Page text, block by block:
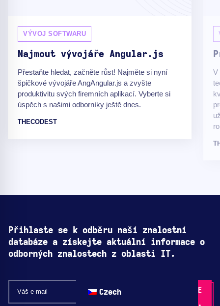
VÝVOJ SOFTWARU
Najmout vývojáře Angular.js
Přestaňte hledat, začněte růst! Najměte si nyní
špičkové vývojáře AngAngular.js a zvyšte
produktivitu svých firemních aplikací. Vyberte si
úspěch s našimi odborníky ještě dnes.
THECODEST
V
Přihlaste se k odběru naší znalostní
databáze a získejte aktuální informace o
odborných znalostech z oblasti IT.
Czech